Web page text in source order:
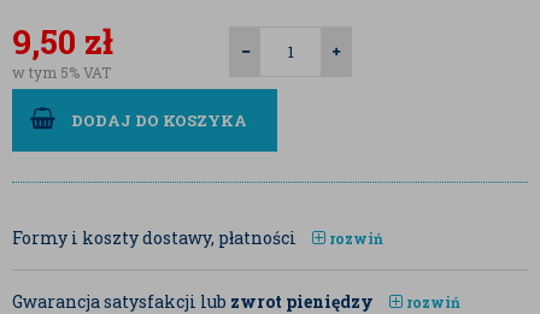
9,50 zł
w tym 5% VAT
DODAJ DO KOSZYKA
Formy i koszty dostawy, płatności rozwiń
Gwarancja satysfakcji lub zwrot pieniędzy rozwiń